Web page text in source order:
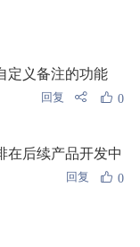
定义备注的功能
回复 0
在后续产品开发中
回复 0